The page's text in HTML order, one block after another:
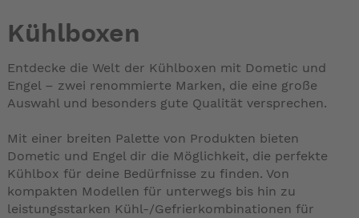
Kühlboxen
Entdecke die Welt der Kühlboxen mit Dometic und
Engel – zwei renommierte Marken, die eine große
Auswahl und besonders gute Qualität versprechen.
Mit einer breiten Palette von Produkten bieten
Dometic und Engel dir die Möglichkeit, die perfekte
Kühlbox für deine Bedürfnisse zu finden. Von
kompakten Modellen für unterwegs bis hin zu
leistungsstarken Kühl-/Gefrierkombinationen für